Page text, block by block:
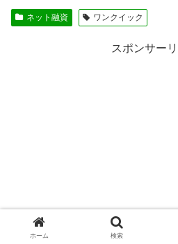
ネット融資 ワンクイック
スポンサー
ホーム 検索